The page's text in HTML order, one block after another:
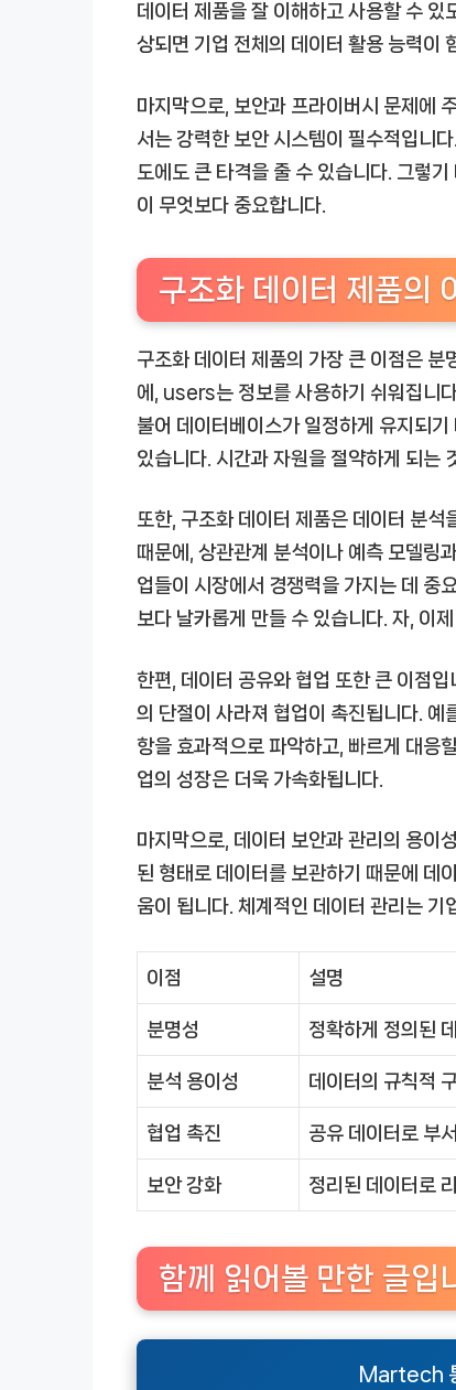
데이터 제품을 잘 이해하고 사용할 수
상되면 기업 전체의 데이터 활용 능력이
마지막으로, 보안과 프라이버시 문제에
서는 강력한 보안 시스템이 필수적입니
도에도 큰 타격을 줄 수 있습니다. 그렇
이 무엇보다 중요합니다.
구조화 데이터 제품의
구조화 데이터 제품의 가장 큰 이점은
에, users는 정보를 사용하기 쉬워집니
불어 데이터베이스가 일정하게 유지되
있습니다. 시간과 자원을 절약하게 되는
또한, 구조화 데이터 제품은 데이터 분석
때문에, 상관관계 분석이나 예측 모델링
업들이 시장에서 경쟁력을 가지는 데 중
보다 날카롭게 만들 수 있습니다. 자, 이
한편, 데이터 공유와 협업 또한 큰 이점
의 단절이 사라져 협업이 촉진됩니다. 예
항을 효과적으로 파악하고, 빠르게 대응
업의 성장은 더욱 가속화됩니다.
마지막으로, 데이터 보안과 관리의 용이
된 형태로 데이터를 보관하기 때문에 데
움이 됩니다. 체계적인 데이터 관리는 기
이점 설명
분명성 정확하게 정의된
분석 용이성 데이터의 규칙적
협업 촉진 공유 데이터로 부
보안 강화 정리된 데이터로
함께 읽어볼 만한 글입
Martech